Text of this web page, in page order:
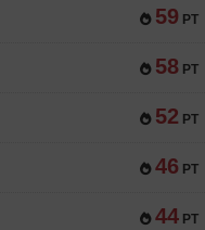
59 PT
58 PT
52 PT
46 PT
44 PT